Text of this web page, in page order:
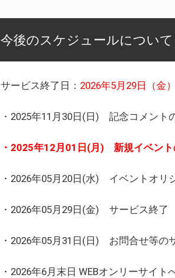
今後のスケジュールについて
サービス終了日： 2026年5月29日（金）
・2025年11月30日(日) 記念コメント
・2025年12月01日(月) 新規イベント
・2026年05月20日(水) イベントオリ
・2026年05月29日(金) サービス終了
・2026年05月31日(日) お問合せ等の
・2026年6月末日 WEBオンリーサイ